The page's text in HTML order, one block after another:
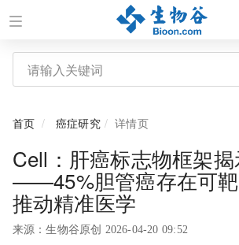
首页 癌症研究 详情页
Cell：肝癌标志物框架
——45%胆管癌存在可
推动精准医学
来源：生物谷原创 2026-04-20 09:52